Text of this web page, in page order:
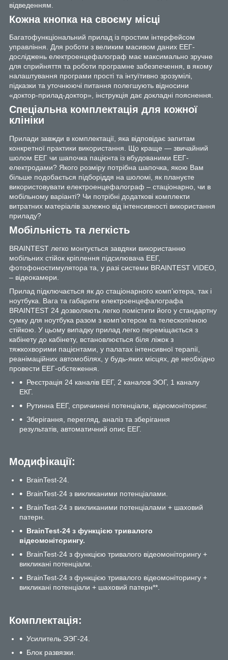
відведенням.
Кожна кнопка на своєму місці
Багатофункціональний прилад із простим інтерфейсом
управління. Для роботи з великим масивом даних ЕЕГ-
досліджень електроенцефалограф має максимально зручне
для сприйняття та роботи програмне забезпечення, в якому
налаштування програми прості та інтуїтивно зрозумілі,
підказки та уточнюючі питання полегшують відносини
«доктор-прилад-доктор», інструкція дає докладні пояснення.
Спеціальна комплектація для кожної
клініки
Прилади завжди в комплектації, яка відповідає запитам
конкретної практики використання. Що краще — звичайний
шолом ЕЕГ чи шапочка пацієнта із вбудованими ЕЕГ-
електродами? Якого розміру потрібна шапочка, якою Вам
більше подобається підборіддя на шоломі, як плануєте
використовувати електроенцефалограф – стаціонарно, чи в
мобільному варіанті? Чи потрібні додаткові комплекти
витратних матеріалів залежно від інтенсивності використання
приладу?
Мобільність та легкість
BRAINTEST легко монтується завдяки використанню
мобільних стійок кріплення підсилювача ЕЕГ,
фотофоностимулятора та, у разі системи BRAINTEST VIDEO,
– відеокамери.
Прилад підключається як до стаціонарного комп’ютера, так і
ноутбука. Вага та габарити електроенцефалографа
BRAINTEST 24 дозволяють легко помістити його у стандартну
сумку для ноутбука разом з комп’ютером та телескопічною
стійкою. У цьому випадку прилад легко переміщається з
кабінету до кабінету, встановлюється біля ліжок з
тяжкохворими пацієнтами, у палатах інтенсивної терапії,
реанімаційних автомобілях, у будь-яких місцях, де необхідно
провести ЕЕГ-обстеження.
Реєстрація 24 каналів ЕЕГ, 2 каналов ЭОГ, 1 каналу
ЕКГ.
Рутинна ЕЕГ, спричинені потенціали, відеомоніторинг.
Зберігання, перегляд, аналіз та зберігання
результатів, автоматичний опис ЕЕГ.
Модифікації:
BrainTest-24.
BrainTest-24 з викликаними потенціалами.
BrainTest-24 з викликаними потенціалами + шаховий
патерн.
BrainTest-24 з функцією тривалого
відеомоніторингу.
BrainTest-24 з функцією тривалого відеомоніторингу +
викликані потенціали.
BrainTest-24 з функцією тривалого відеомоніторингу +
викликані потенціали + шаховий патерн**.
Комплектація:
Усилитель ЭЭГ-24.
Блок развязки.